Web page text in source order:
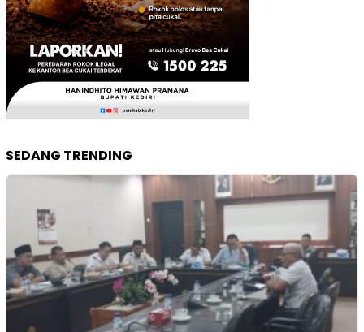
SEDANG TRENDING